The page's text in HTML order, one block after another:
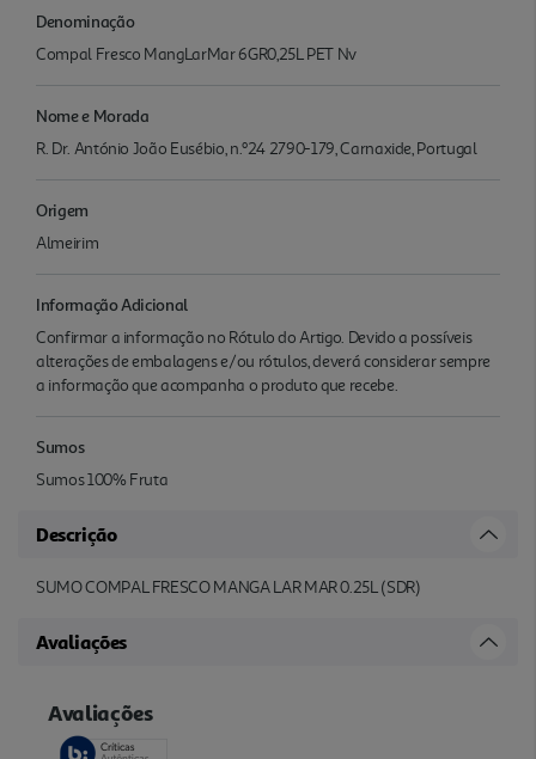
Denominação
Compal Fresco MangLarMar 6GR0,25L PET Nv
Nome e Morada
R. Dr. António João Eusébio, n.º24 2790-179, Carnaxide, Portugal
Origem
Almeirim
Informação Adicional
Confirmar a informação no Rótulo do Artigo. Devido a possíveis
alterações de embalagens e/ou rótulos, deverá considerar sempre
a informação que acompanha o produto que recebe.
Sumos
Sumos 100% Fruta
Descrição
SUMO COMPAL FRESCO MANGA LAR MAR 0.25L (SDR)
Avaliações